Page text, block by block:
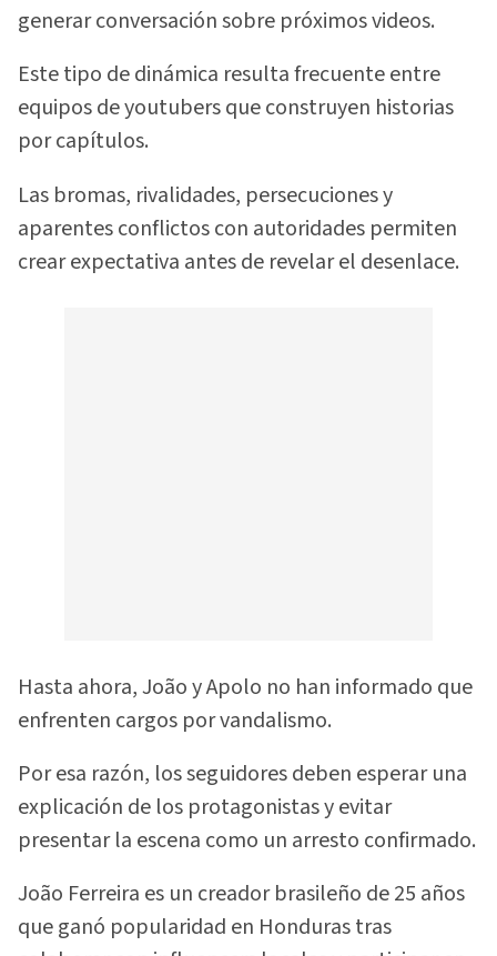
generar conversación sobre próximos videos.
Este tipo de dinámica resulta frecuente entre
equipos de youtubers que construyen historias
por capítulos.
Las bromas, rivalidades, persecuciones y
aparentes conflictos con autoridades permiten
crear expectativa antes de revelar el desenlace.
Hasta ahora, João y Apolo no han informado que
enfrenten cargos por vandalismo.
Por esa razón, los seguidores deben esperar una
explicación de los protagonistas y evitar
presentar la escena como un arresto confirmado.
João Ferreira es un creador brasileño de 25 años
que ganó popularidad en Honduras tras